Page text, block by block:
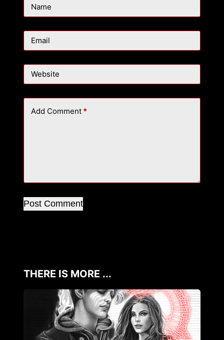
Name
Email
Website
Add Comment*
Post Comment
THERE IS MORE ...